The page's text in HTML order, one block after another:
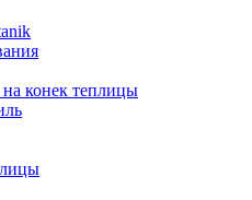
конек теплицы